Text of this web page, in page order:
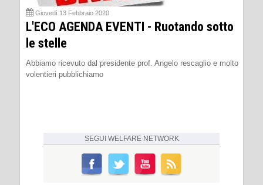
Giovedì 13 Febbraio 2020
L'ECO AGENDA EVENTI - Ruotando sotto
le stelle
Abbiamo ricevuto dal presidente prof. Angelo rescaglio e molto
volentieri pubblichiamo
SEGUI WELFARE NETWORK